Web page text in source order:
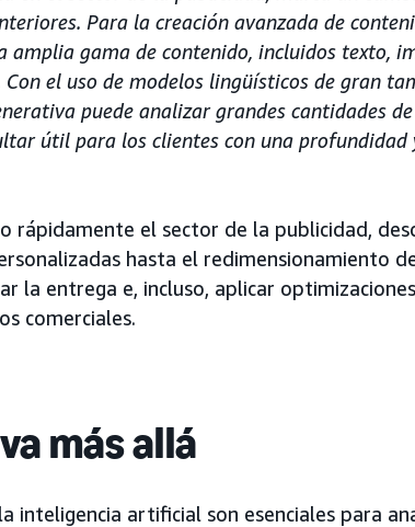
Para la creación avanzada de
amplia gama de contenido, incluidos texto,
el uso de modelos lingüísticos de gran
puede analizar grandes cantidades
útil para los clientes con una profundidad
rápidamente el sector de la publicidad,
hasta el redimensionamiento
la entrega e, incluso, aplicar
comerciales.
más allá
inteligencia artificial son esenciales para